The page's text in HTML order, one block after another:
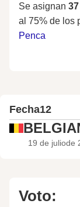
Se asignan
al 75% de los
Penca
Fecha12
19 de juliode
Voto: